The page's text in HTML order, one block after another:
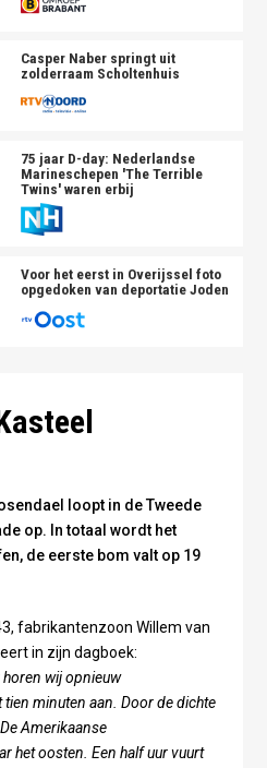
Casper Naber springt uit
zolderraam Scholtenhuis
75 jaar D-day: Nederlandse
Marineschepen 'The Terrible
Twins' waren erbij
Voor het eerst in Overijssel foto
opgedoken van deportatie Joden
Tweede Wereldoorlog -
loopt in de Tweede
op. In totaal wordt het
de eerste bom valt op 19
fabrikantenzoon Willem van
in zijn dagboek:
wij opnieuw
minuten aan. Door de dichte
Amerikaanse
het oosten. Een half uur vuurt